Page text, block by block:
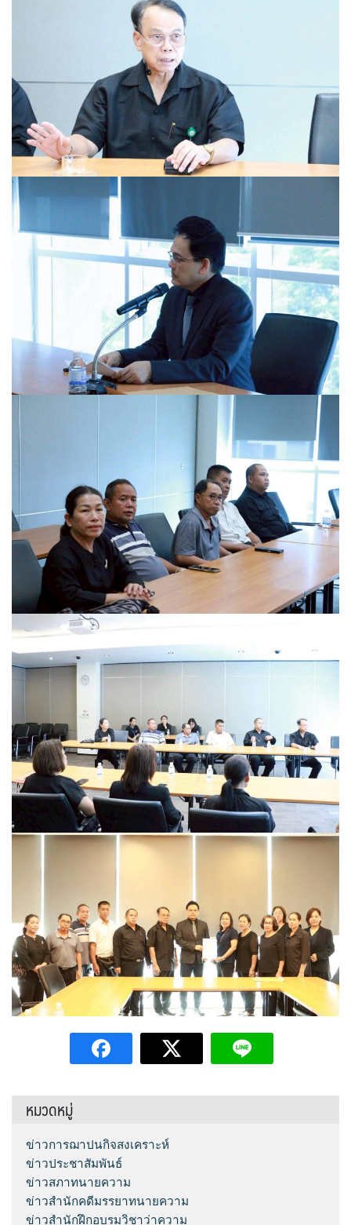
หมวดหมู่
ข่าวการฌาปนกิจสงเคราะห์
ข่าวประชาสัมพันธ์
ข่าวสภาทนายความ
ข่าวสำนักคดีมรรยาทนายความ
ข่าวสำนักฝึกอบรมวิชาว่าความ